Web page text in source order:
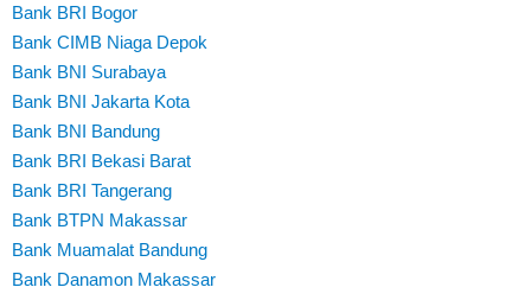
Bank BRI Bogor
Bank CIMB Niaga Depok
Bank BNI Surabaya
Bank BNI Jakarta Kota
Bank BNI Bandung
Bank BRI Bekasi Barat
Bank BRI Tangerang
Bank BTPN Makassar
Bank Muamalat Bandung
Bank Danamon Makassar